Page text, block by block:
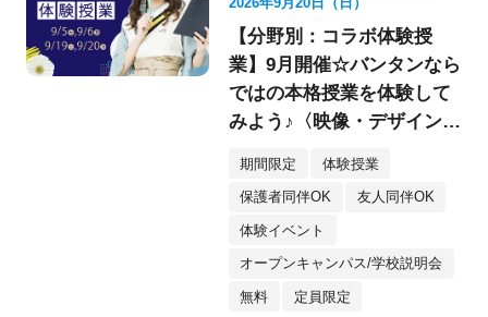
【分野別：コラボ体験授
業】9月開催☆バンタンなら
ではの本格授業を体験して
みよう♪〈映像・デザイン・
期間限定 体験授業
保護者同伴OK 友人同伴OK
体験イベント
オープンキャンパス/学校説明会
無料 定員限定